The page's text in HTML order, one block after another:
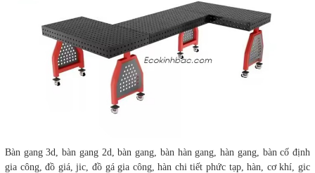
Bàn gang 3d, bàn gang 2d, bàn gang, bàn hàn gang, hàn gang, bàn cố định
gia công, đồ giá, jic, đồ gá gia công, hàn chi tiết phức tạp, hàn, cơ khí, gic